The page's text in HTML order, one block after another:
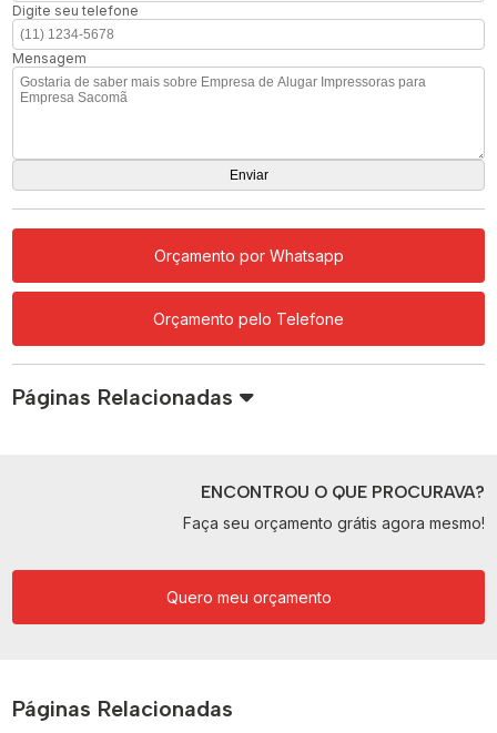
Digite seu telefone
Mensagem
Orçamento por Whatsapp
Orçamento pelo Telefone
Páginas Relacionadas
ENCONTROU O QUE PROCURAVA?
Faça seu orçamento grátis agora mesmo!
Quero meu orçamento
Páginas Relacionadas